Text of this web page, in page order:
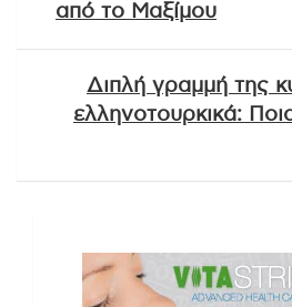
από το Μαξίμου
Διπλή γραμμή της
ελληνοτουρκικά: